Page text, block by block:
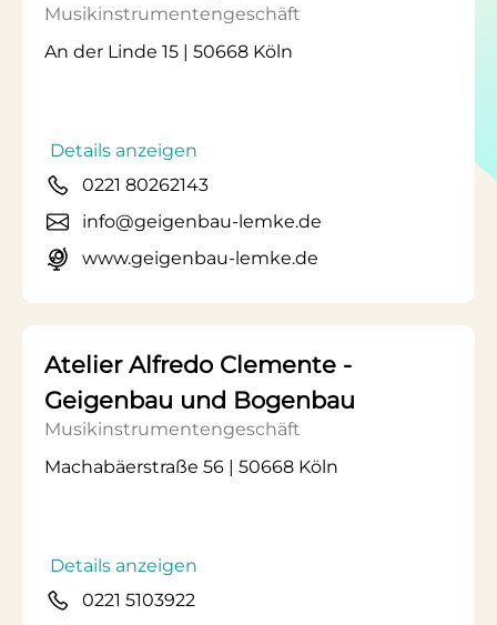
Musikinstrumentengeschäft
An der Linde 15 | 50668 Köln
Details anzeigen
0221 80262143
info@geigenbau-lemke.de
www.geigenbau-lemke.de
Atelier Alfredo Clemente -
Geigenbau und Bogenbau
Musikinstrumentengeschäft
Machabäerstraße 56 | 50668 Köln
Details anzeigen
0221 5103922